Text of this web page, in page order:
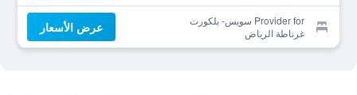
Provider for سويس- بلكورت
غرناطة الرياض
عرض الأسعار